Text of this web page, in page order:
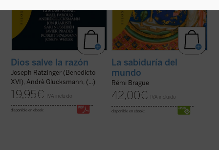
Dios salve la razón
Joseph Ratzinger (Benedicto
XVI), Andrè Glucksmann, (...)
19,95€ IVA incluido
disponible en ebook:
La sabiduría del
mundo
Rémi Brague
42,00€ IVA incluido
disponible en ebook: